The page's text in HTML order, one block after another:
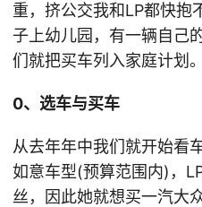
重，挤公交我和LP都快抱
子上幼儿园，有一辆自己
们就把买车列入家庭计划。
0、选车与买车
从去年年中我们就开始看
如意车型(预算范围内)，
丝，因此她就想买一汽大